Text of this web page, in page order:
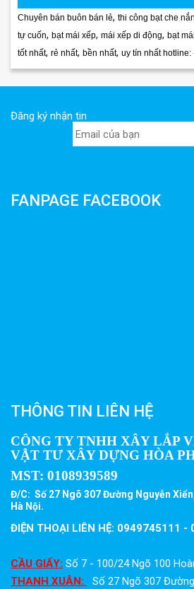
Chuyên bán buôn bán lẻ, thi công bạt che
tự cuốn, bạt mái xếp, mái xếp di động, bạt
tốt nhất, rẻ nhất, bền nhất, uy tín nhất
Đăng ký nhận tin
FANPAGE FACEBOOK
THÔNG TIN LIÊN HỆ
CÔNG TY TNHH XÂY LẮP
VẬT TƯ XÂY DỰNG HÒA
MST: 0108939589
Đ/C: Số 27 Ngõ 307 Đường Nguyễn
Hà Nội.
ĐIỆN THOẠI LIÊN HỆ: 0949745111 -
CẦU GIẤY: Số 7 - 100/24 Ngõ 100
THANH XUÂN:
Số 27 Ngõ 307